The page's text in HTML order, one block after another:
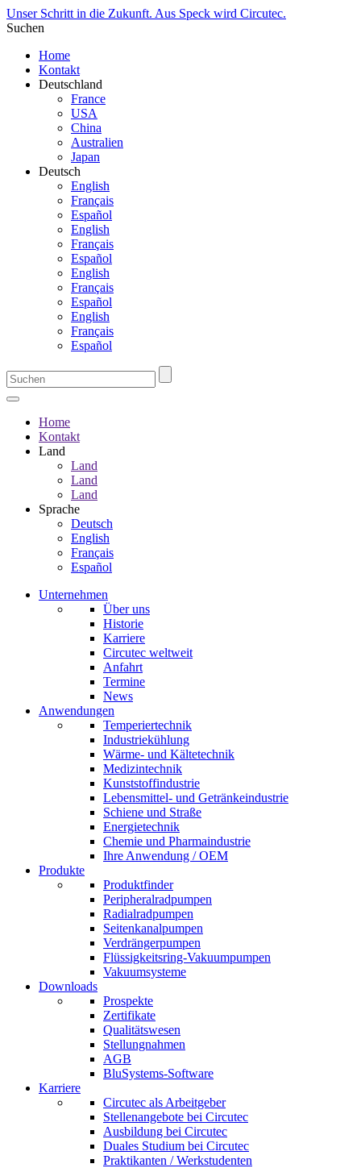
Unser Schritt in die Zukunft. Aus Speck wird Circutec.
Suchen
Home
Kontakt
Deutschland
France
USA
China
Australien
Japan
Deutsch
English
Français
Español
English
Français
Español
English
Français
Español
English
Français
Español
Home
Kontakt
Land
Land
Land
Land
Sprache
Deutsch
English
Français
Español
Unternehmen
Über uns
Historie
Karriere
Circutec weltweit
Anfahrt
Termine
News
Anwendungen
Temperiertechnik
Industriekühlung
Wärme- und Kältetechnik
Medizintechnik
Kunststoffindustrie
Lebensmittel- und Getränkeindustrie
Schiene und Straße
Energietechnik
Chemie und Pharmaindustrie
Ihre Anwendung / OEM
Produkte
Produktfinder
Peripheralradpumpen
Radialradpumpen
Seitenkanalpumpen
Verdrängerpumpen
Flüssigkeitsring-Vakuumpumpen
Vakuumsysteme
Downloads
Prospekte
Zertifikate
Qualitätswesen
Stellungnahmen
AGB
BluSystems-Software
Karriere
Circutec als Arbeitgeber
Stellenangebote bei Circutec
Ausbildung bei Circutec
Duales Studium bei Circutec
Praktikanten / Werkstudenten